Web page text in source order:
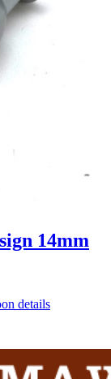
14mm
details